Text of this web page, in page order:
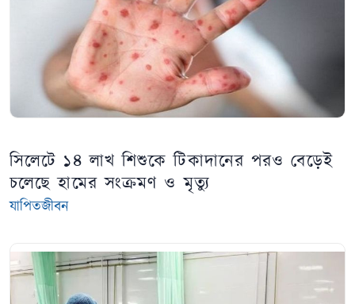
সিলেটে ১৪ লাখ শিশুকে টিকাদানের পরও বেড়েই
চলেছে হামের সংক্রমণ ও মৃত্যু
যাপিতজীবন